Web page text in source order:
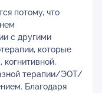
потому, что
с другими
которые
терапии/ЭОТ/
Благодаря